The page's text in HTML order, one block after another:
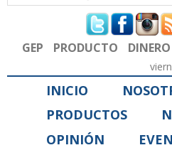
Formulario de
GEP PRODUCTO DINERO
INICIO
PRODUCTOS
OPINIÓN